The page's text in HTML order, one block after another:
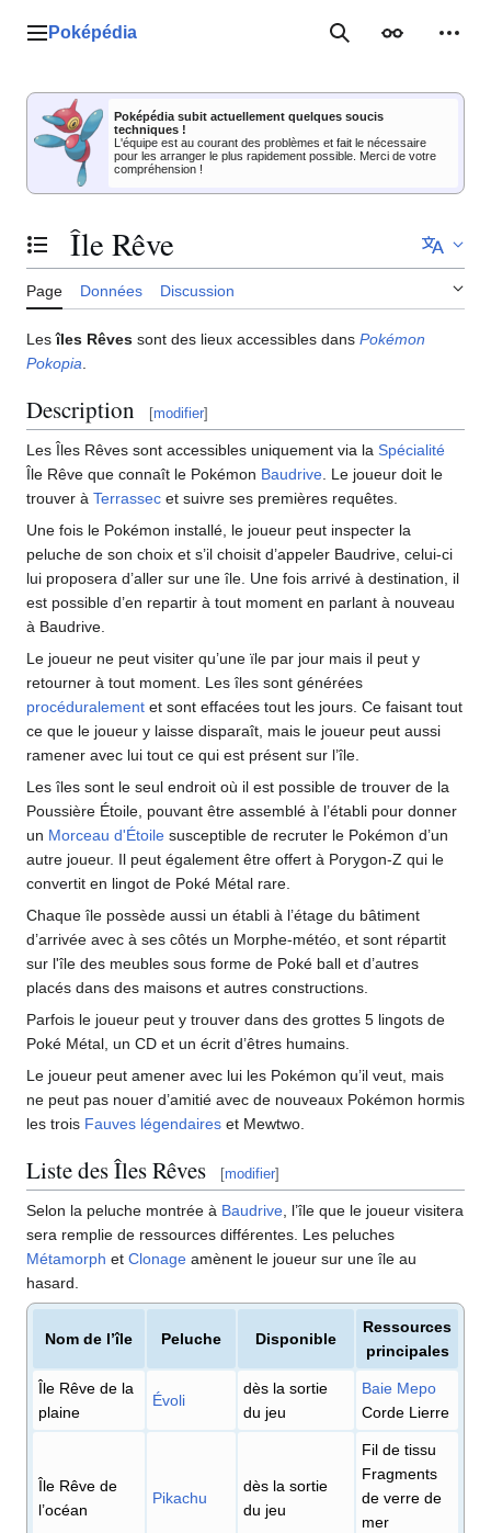
Menu principal
Poképédia RechercherApparence
Poképédia subit actuellement quelques soucis
techniques !
L'équipe est au courant des problèmes et fait le nécessaire
pour les arranger le plus rapidement possible. Merci de votre
compréhension !
Basculer la table des matières
Île Rêve
Page Données Discussion
Lesîles Rêves sont des lieux accessibles dans Pokémon
Pokopia
Description [modifier]
Les Îles Rêves sont accessibles uniquement via la Spécialité
Île Rêve que connaît le Pokémon Baudrive . Le joueur doit le
trouver à Terrassec et suivre ses premières requêtes.
Une fois le Pokémon installé, le joueur peut inspecter la
peluche de son choix et s’il choisit d’appeler Baudrive, celui-ci
lui proposera d’aller sur une île. Une fois arrivé à destination, il
est possible d’en repartir à tout moment en parlant à nouveau
à Baudrive.
Le joueur ne peut visiter qu’une ïle par jour mais il peut y
retourner à tout moment. Les îles sont générées
procéduralement et sont effacées tout les jours. Ce faisant tout
ce que le joueur y laisse disparaît, mais le joueur peut aussi
ramener avec lui tout ce qui est présent sur l’île.
Les îles sont le seul endroit où il est possible de trouver de la
Poussière Étoile, pouvant être assemblé à l’établi pour donner
un Morceau d'Étoile susceptible de recruter le Pokémon d’un
autre joueur. Il peut également être offert à Porygon-Z qui le
convertit en lingot de Poké Métal rare.
Chaque île possède aussi un établi à l’étage du bâtiment
d’arrivée avec à ses côtés un Morphe-météo, et sont répartit
sur l'île des meubles sous forme de Poké ball et d’autres
placés dans des maisons et autres constructions.
Parfois le joueur peut y trouver dans des grottes 5 lingots de
Poké Métal, un CD et un écrit d’êtres humains.
Le joueur peut amener avec lui les Pokémon qu’il veut, mais
ne peut pas nouer d’amitié avec de nouveaux Pokémon hormis
les trois Fauves légendaires et Mewtwo.
Liste des Îles Rêves [modifier]
Selon la peluche montrée à Baudrive , l’île que le joueur visitera
sera remplie de ressources différentes. Les peluches
Métamorph et Clonage amènent le joueur sur une île au
hasard.
Nom de l’île Peluche Disponible
Ressources
principales
Île Rêve de la
plaine
Évoli
dès la sortie
du jeu
Baie Mepo
Corde Lierre
Île Rêve de
l’océan
Pikachu
dès la sortie
du jeu
Fil de tissu
Fragments
de verre de
mer